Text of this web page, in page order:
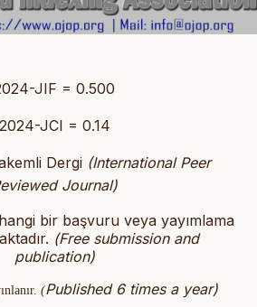
JIF = 0.500
2024-JCI = 0.14
Dergi (International Peer
Journal)
bir başvuru veya yayımlama
(Free submission and
publication)
(Published 6 times a year)